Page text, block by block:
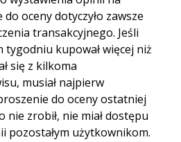
oceny dotyczyło zawsze
transakcyjnego. Jeśli
kupował więcej niż
się z kilkoma
musiał najpierw
do oceny ostatniej
nie zrobił, nie miał dostępu
pozostałym użytkownikom.